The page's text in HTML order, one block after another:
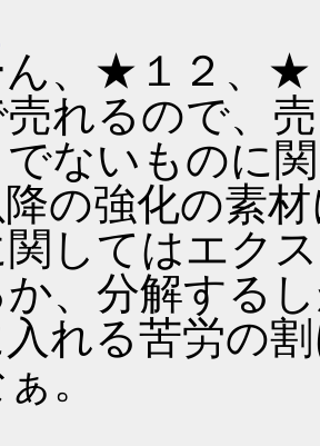
、★１２、★
売れるので、
ないものに
降の強化の素
関してはエク
、分解する
れる苦労の
。